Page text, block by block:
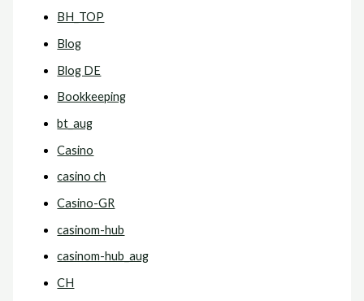
BH_TOP
Blog
Blog DE
Bookkeeping
bt_aug
Casino
casino ch
Casino-GR
casinom-hub
casinom-hub_aug
CH